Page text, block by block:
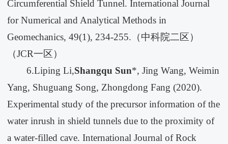
Circumferential Shield Tunnel. International Journal
for Numerical and Analytical Methods in
Geomechanics, 49(1), 234-255.（中科院二区）
（JCR一区）
6.Liping Li,Shangqu Sun*, Jing Wang, Weimin
Yang, Shuguang Song, Zhongdong Fang (2020).
Experimental study of the precursor information of the
water inrush in shield tunnels due to the proximity of
a water-filled cave. International Journal of Rock